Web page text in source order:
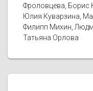
Фроловцева, Борис
Юлия Куварзина,
Филипп Михин,
Татьяна Орлова